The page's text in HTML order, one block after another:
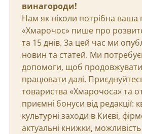
винагороди!
Нам як ніколи потрібна ваша
«Хмарочос» пише про
та 15 днів. За цей час ми
новин та статей. Ми
допомоги, щоб продовжувати
працювати далі.
товариства «Хмарочоса» та
приємні бонуси від редакції:
культурні заходи в Києві,
актуальні книжки,